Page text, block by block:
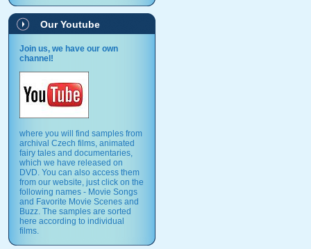
Our Youtube
Join us, we have our own
channel!
where you will find samples from
archival Czech films, animated
fairy tales and documentaries,
which we have released on
DVD. You can also access them
from our website, just click on the
following names - Movie Songs
and Favorite Movie Scenes and
Buzz. The samples are sorted
here according to individual
films.